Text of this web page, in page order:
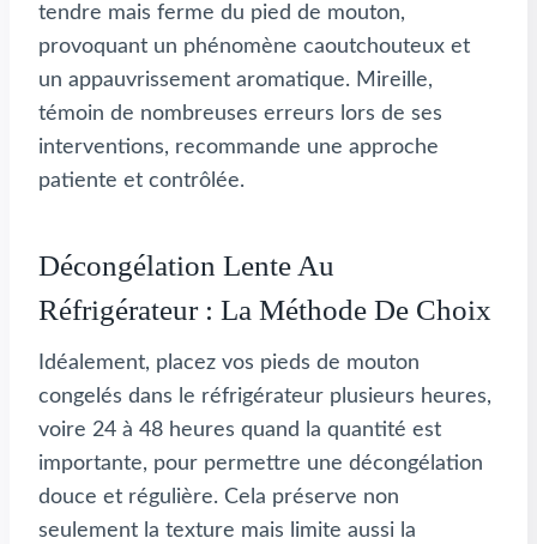
tendre mais ferme du pied de mouton,
provoquant un phénomène caoutchouteux et
un appauvrissement aromatique. Mireille,
témoin de nombreuses erreurs lors de ses
interventions, recommande une approche
patiente et contrôlée.
Décongélation Lente Au
Réfrigérateur : La Méthode De Choix
Idéalement, placez vos pieds de mouton
congelés dans le réfrigérateur plusieurs heures,
voire 24 à 48 heures quand la quantité est
importante, pour permettre une décongélation
douce et régulière. Cela préserve non
seulement la texture mais limite aussi la